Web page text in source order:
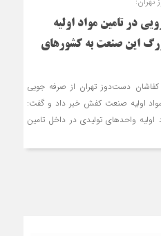
یورویی در تامین مواد اولیه
این صنعت به کشور‌های
دست‌دوز تهران از صرفه جویی
مواد اولیه صنعت کفش خبر داد و گفت:
واحد‌های تولیدی در داخل تامین